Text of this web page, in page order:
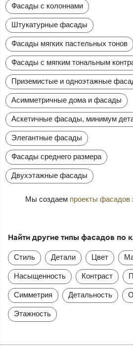
Фасады с колоннами
Штукатурные фасады
Фасады мягких пастельных тонов
Фасады с мягким тональным
Приземистые и одноэтажные
Асимметричные дома и фасады
Аскетичные фасады, минимум
Элегантные фасады
Фасады среднего размера
Двухэтажные фасады
Мы создаем проекты фасадов
Найти другие типы фасадов по
Стиль Детали Цвет
Насыщенность Контраст
Симметрия Детальность
Этажность